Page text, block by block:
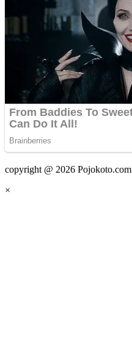
copyright @ 2026 Pojokoto.com
×